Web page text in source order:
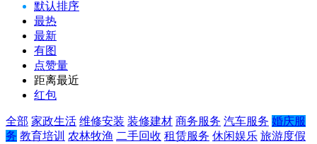
默认排序
最热
最新
有图
点赞量
距离最近
红包
全部 家政生活 维修安装 装修建材 商务服务 汽车服务 婚庆服
务 教育培训 农林牧渔 二手回收 租赁服务 休闲娱乐 旅游度假